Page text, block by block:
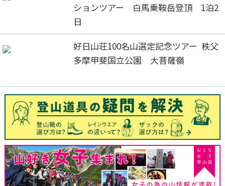
ションツアー 白馬乗鞍岳登頂 1泊2
日
好日山荘100名山選定記念ツアー 秩父
多摩甲斐国立公園 大菩薩嶺